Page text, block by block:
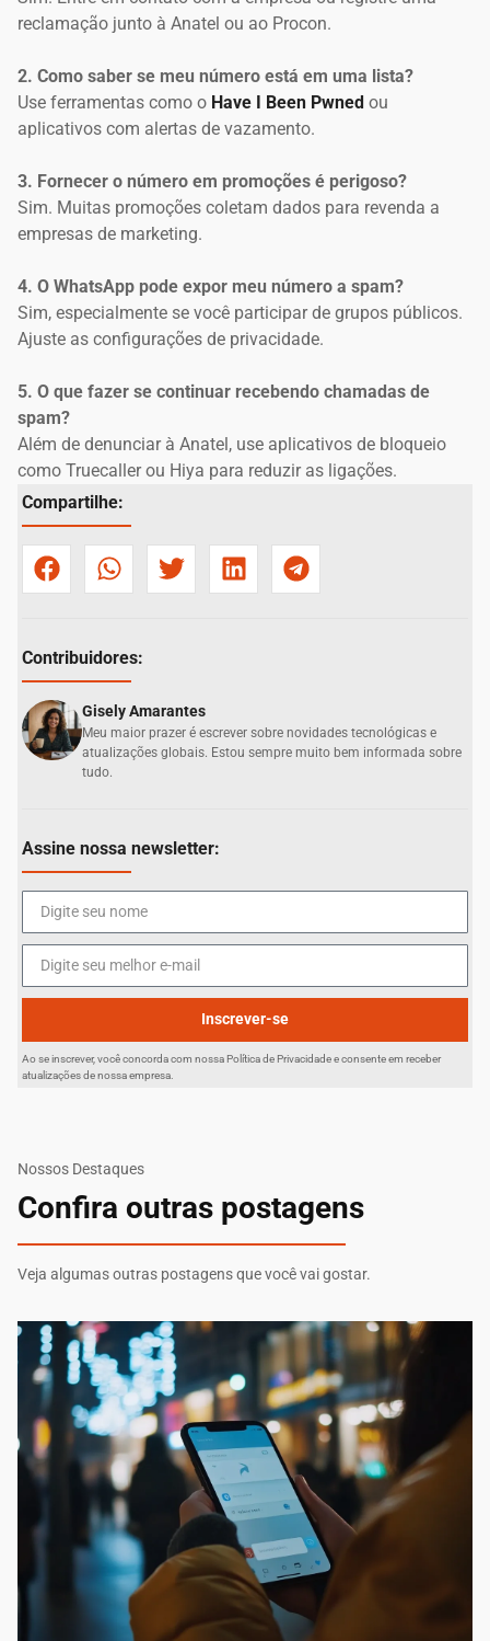
reclamação junto à Anatel ou ao Procon.
2. Como saber se meu número está em uma lista?
Use ferramentas como o Have I Been Pwned ou
aplicativos com alertas de vazamento.
3. Fornecer o número em promoções é perigoso?
Sim. Muitas promoções coletam dados para revenda a
empresas de marketing.
4. O WhatsApp pode expor meu número a spam?
Sim, especialmente se você participar de grupos públicos.
Ajuste as configurações de privacidade.
5. O que fazer se continuar recebendo chamadas de
spam?
Além de denunciar à Anatel, use aplicativos de bloqueio
como Truecaller ou Hiya para reduzir as ligações.
Contribuidores:
Gisely Amarantes
Meu maior prazer é escrever sobre novidades tecnológicas e
atualizações globais. Estou sempre muito bem informada sobre
tudo.
Assine nossa newsletter:
Inscrever-se
Ao se inscrever, você concorda com nossa Política de Privacidade e consente em receber
atualizações de nossa empresa.
Compartilhe:
Nossos Destaques
Confira outras postagens
Veja algumas outras postagens que você vai gostar.